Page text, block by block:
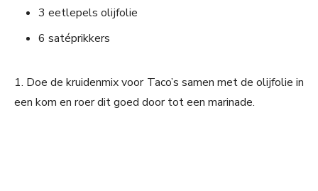
3 eetlepels olijfolie
6 satéprikkers
1. Doe de kruidenmix voor Taco’s samen met de olijfolie in
een kom en roer dit goed door tot een marinade.